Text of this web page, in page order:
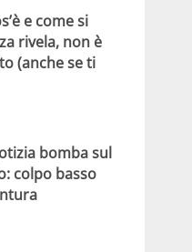
e come si
rivela, non è
(anche se ti
bomba sul
colpo basso